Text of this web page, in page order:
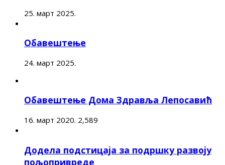
25. март 2025.
Обавештење
24. март 2025.
Обавештење Дома Здравља Лепосавић
16. март 2020. 2,589
Додела подстицаја за подршку развоју
пољопривреде